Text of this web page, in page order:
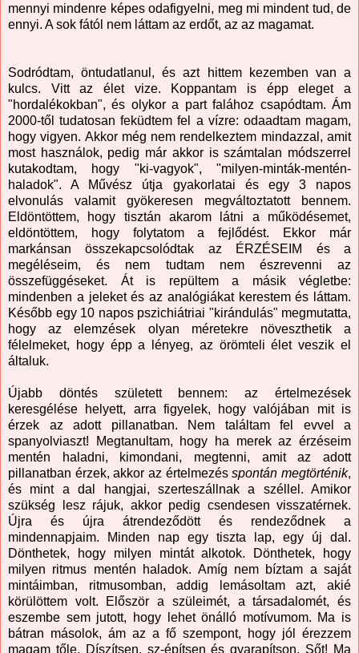
mennyi mindenre képes odafigyelni, meg mi mindent tud, de
ennyi. A sok fától nem láttam az erdőt, az az magamat.
Sodródtam, öntudatlanul, és azt hittem kezemben van a
kulcs. Vitt az élet vize. Koppantam is épp eleget a
"hordalékokban", és olykor a part falához csapódtam. Ám
2000-től tudatosan feküdtem fel a vízre: odaadtam magam,
hogy vigyen. Akkor még nem rendelkeztem mindazzal, amit
most használok, pedig már akkor is számtalan módszerrel
kutakodtam, hogy "ki-vagyok", "milyen-minták-mentén-
haladok". A Művész útja gyakorlatai és egy 3 napos
elvonulás valamit gyökeresen megváltoztatott bennem.
Eldöntöttem, hogy tisztán akarom látni a működésemet,
eldöntöttem, hogy folytatom a fejlődést. Ekkor már
markánsan összekapcsolódtak az ÉRZÉSEIM és a
megéléseim, és nem tudtam nem észrevenni az
összefüggéseket. Át is repültem a másik végletbe:
mindenben a jeleket és az analógiákat kerestem és láttam.
Később egy 10 napos pszichiátriai "kirándulás" megmutatta,
hogy az elemzések olyan méretekre növeszthetik a
félelmeket, hogy épp a lényeg, az örömteli élet veszik el
általuk.
Újabb döntés született bennem: az értelmezések
keresgélése helyett, arra figyelek, hogy valójában mit is
érzek az adott pillanatban. Nem találtam fel evvel a
spanyolviaszt! Megtanultam, hogy ha merek az érzéseim
mentén haladni, kimondani, megtenni, amit az adott
pillanatban érzek, akkor az értelmezésspontán megtörténik,
és mint a dal hangjai, szerteszállnak a széllel. Amikor
szükség lesz rájuk, akkor pedig csendesen visszatérnek.
Újra és újra átrendeződött és rendeződnek a
mindennapjaim. Minden nap egy tiszta lap, egy új dal.
Dönthetek, hogy milyen mintát alkotok. Dönthetek, hogy
milyen ritmus mentén haladok. Amíg nem bíztam a saját
mintáimban, ritmusomban, addig lemásoltam azt, akié
körülöttem volt. Először a szüleimét, a társadalomét, és
eszembe sem jutott, hogy lehet önálló motívumom. Ma is
bátran másolok, ám az a fő szempont, hogy jól érezzem
magam tőle. Díszítsen, sz-építsen és gyarapítson. Sőt! Ma